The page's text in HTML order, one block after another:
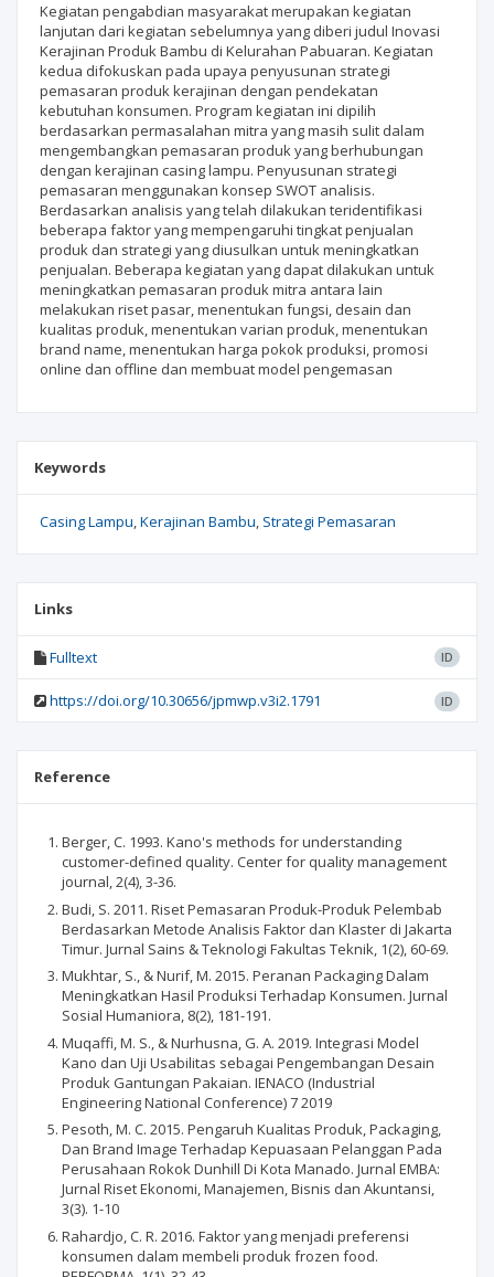
Kegiatan pengabdian masyarakat merupakan kegiatan
lanjutan dari kegiatan sebelumnya yang diberi judul Inovasi
Kerajinan Produk Bambu di Kelurahan Pabuaran. Kegiatan
kedua difokuskan pada upaya penyusunan strategi
pemasaran produk kerajinan dengan pendekatan
kebutuhan konsumen. Program kegiatan ini dipilih
berdasarkan permasalahan mitra yang masih sulit dalam
mengembangkan pemasaran produk yang berhubungan
dengan kerajinan casing lampu. Penyusunan strategi
pemasaran menggunakan konsep SWOT analisis.
Berdasarkan analisis yang telah dilakukan teridentifikasi
beberapa faktor yang mempengaruhi tingkat pen­jualan
produk dan strategi yang diusulkan untuk meningkatkan
penjualan. Beberapa kegiatan yang dapat dilakukan untuk
meningkatkan pemasaran produk mitra antara lain
melakukan riset pasar, menentukan fungsi, desain dan
kualitas produk, menentukan varian produk, menentukan
brand name, menentukan harga pokok produksi, promosi
online dan offline dan membuat model pengemasan
Keywords
Casing Lampu Kerajinan Bambu Strategi Pemasaran
Links
Fulltext ID
https://doi.org/10.30656/jpmwp.v3i2.1791 ID
Reference
Berger, C. 1993. Kano's methods for understanding
customer-defined quality. Center for quality management
journal, 2(4), 3-36.
Budi, S. 2011. Riset Pemasaran Produk-Produk Pelembab
Berdasarkan Metode Analisis Faktor dan Klaster di Jakarta
Timur. Jurnal Sains & Teknologi Fakultas Teknik, 1(2), 60-69.
Mukhtar, S., & Nurif, M. 2015. Peranan Packaging Dalam
Meningkatkan Hasil Produksi Terhadap Konsumen. Jurnal
Sosial Humaniora, 8(2), 181-191.
Muqaffi, M. S., & Nurhusna, G. A. 2019. Integrasi Model
Kano dan Uji Usabilitas sebagai Pengembangan Desain
Produk Gantungan Pakaian. IENACO (Industrial
Engineering National Conference) 7 2019
Pesoth, M. C. 2015. Pengaruh Kualitas Produk, Packaging,
Dan Brand Image Terhadap Kepuasaan Pelanggan Pada
Perusahaan Rokok Dunhill Di Kota Manado. Jurnal EMBA:
Jurnal Riset Ekonomi, Manajemen, Bisnis dan Akuntansi,
3(3). 1-10
Rahardjo, C. R. 2016. Faktor yang menjadi preferensi
konsumen dalam membeli produk frozen food.